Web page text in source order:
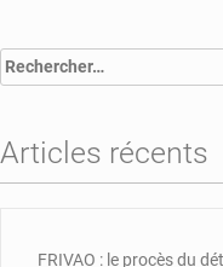
Rechercher :
Articles récents
FRIVAO : le procès du